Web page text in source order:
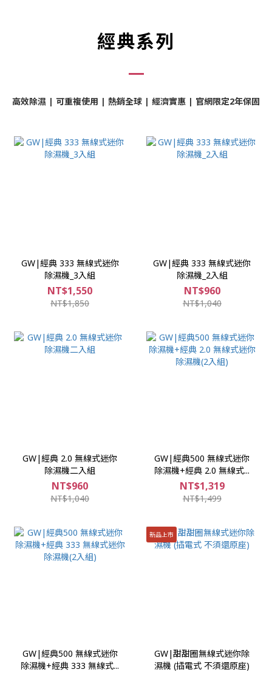
經典系列
高效除濕 | 可重複使用 | 熱銷全球 | 經濟實惠 | 官網限定2年保固
GW|經典 333 無線式迷你
除濕機_3入組
NT$1,550
NT$1,850
GW|經典 333 無線式迷你
除濕機_2入組
NT$960
NT$1,040
GW|經典 2.0 無線式迷你
除濕機二入組
NT$960
NT$1,040
GW|經典500 無線式迷你
除濕機+經典 2.0 無線式...
NT$1,319
NT$1,499
GW|經典500 無線式迷你
除濕機+經典 333 無線式...
新品上市
GW|甜甜圈無線式迷你除
濕機 (插電式 不須還原座)